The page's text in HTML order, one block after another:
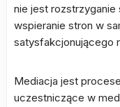
nie jest
wspieranie stron w
satysfakcjonującego
Mediacja jest
uczestniczące w